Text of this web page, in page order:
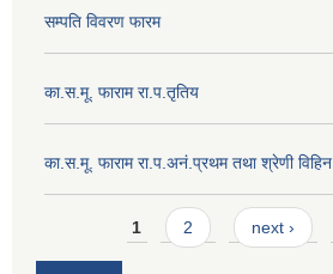
सम्पति विवरण फारम
का.स.मू. फाराम रा.प.तृतिय
का.स.मू. फाराम रा.प.अनं.प्रथम तथा श्रेणी विहिन
Pages1 2 next ›